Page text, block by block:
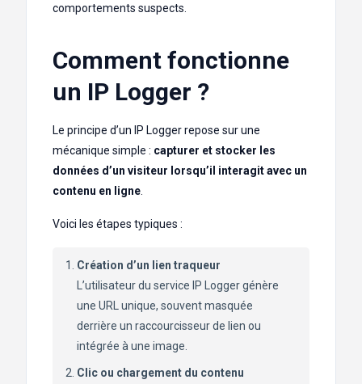
comportements suspects.
Comment fonctionne
un IP Logger ?
Le principe d’un IP Logger repose sur une
mécanique simple : capturer et stocker les
données d’un visiteur lorsqu’il interagit avec un
contenu en ligne
Voici les étapes typiques :
Création d’un lien traqueur
L’utilisateur du service IP Logger génère
une URL unique, souvent masquée
derrière un raccourcisseur de lien ou
intégrée à une image.
Clic ou chargement du contenu